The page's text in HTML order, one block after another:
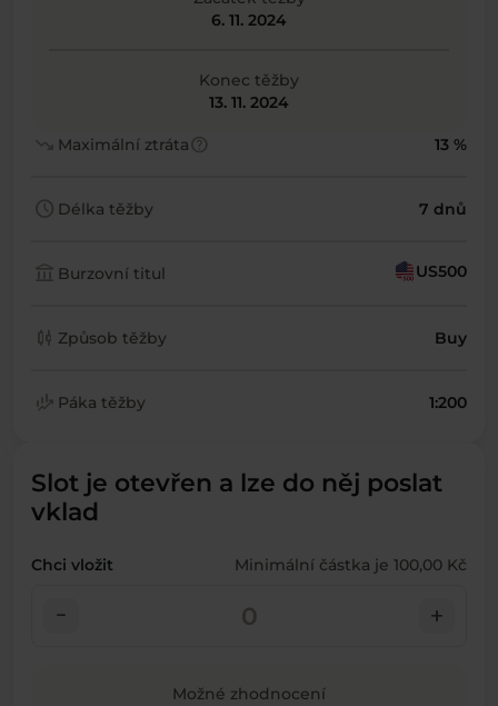
6. 11. 2024
Konec těžby
13. 11. 2024
trending_down Maximální ztrátahelp 13 %
schedule Délka těžby 7 dnů
account_balance Burzovní titul US500
candlestick_chart Způsob těžby Buy
finance_mode Páka těžby 1:200
Slot je otevřen a lze do něj poslat
vklad
Chci vložit Minimální částka je 100,00 Kč
check_indeterminate_small add
Možné zhodnocení